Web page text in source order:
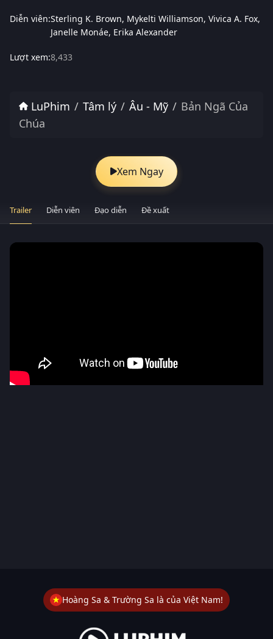
Diễn viên:Sterling K. Brown Mykelti Williamson Vivica A. Fox
Janelle Monáe Erika Alexander
Lượt xem:8,433
LuPhim Tâm lý Âu - Mỹ
Bản Ngã Của
Chúa
Xem Ngay
Trailer Diễn viên Đạo diễn Đề xuất
Hoàng Sa & Trường Sa là của Việt Nam!